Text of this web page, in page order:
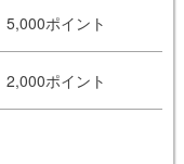
5,000ポイント
2,000ポイント